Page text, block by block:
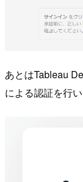
あとはTableau
による認証を行い